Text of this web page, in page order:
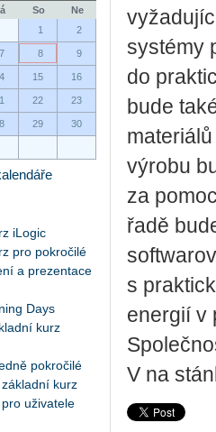
So
Ne
1
2
7 8 9
15 16
22 23
29 30
iLogic
pro pokročilé
a prezentace
Days
kurz
pokročilé
kurz
uživatele
systémy
do
bude
výrobu
za
řadě
s
energií v
V na